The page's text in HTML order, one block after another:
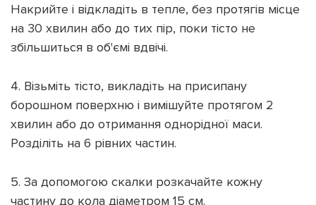
Накрийте і відкладіть в тепле, без протягів місце
на 30 хвилин або до тих пір, поки тісто не
збільшиться в об'ємі вдвічі.
4. Візьміть тісто, викладіть на присипану
борошном поверхню і вимішуйте протягом 2
хвилин або до отримання однорідної маси.
Розділіть на 6 рівних частин.
5. За допомогою скалки розкачайте кожну
частину до кола діаметром 15 см.